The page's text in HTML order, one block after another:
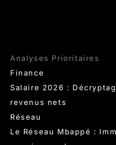
Analyses Prioritaires
Finance
Salaire 2026 :
revenus nets
Réseau
Le Réseau Mbappé :